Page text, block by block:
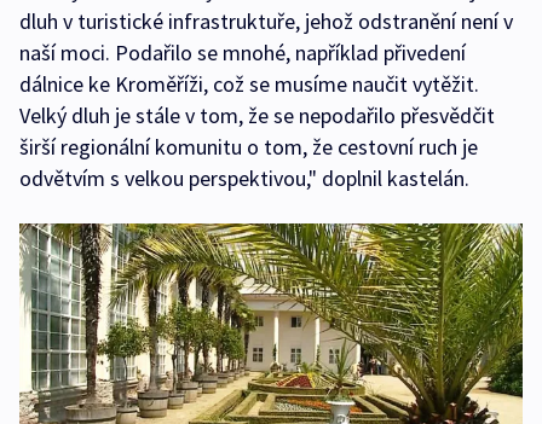
dluh v turistické infrastruktuře, jehož odstranění není v
naší moci. Podařilo se mnohé, například přivedení
dálnice ke Kroměříži, což se musíme naučit vytěžit.
Velký dluh je stále v tom, že se nepodařilo přesvědčit
širší regionální komunitu o tom, že cestovní ruch je
odvětvím s velkou perspektivou," doplnil kastelán.